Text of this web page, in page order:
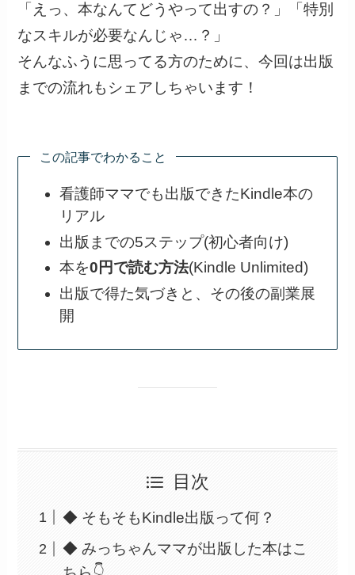
「えっ、本なんてどうやって出すの？」「特別
なスキルが必要なんじゃ…？」
そんなふうに思ってる方のために、今回は出版
までの流れもシェアしちゃいます！
この記事でわかること
看護師ママでも出版できたKindle本の
リアル
出版までの5ステップ(初心者向け)
本を0円で読む方法(Kindle Unlimited)
出版で得た気づきと、その後の副業展
開
目次
◆ そもそもKindle出版って何？
◆ みっちゃんママが出版した本はこ